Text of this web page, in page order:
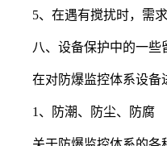
5、在遇有搅扰时，需
八、设备保护中的一些
在对防爆监控体系设备
1、防潮、防尘、防腐